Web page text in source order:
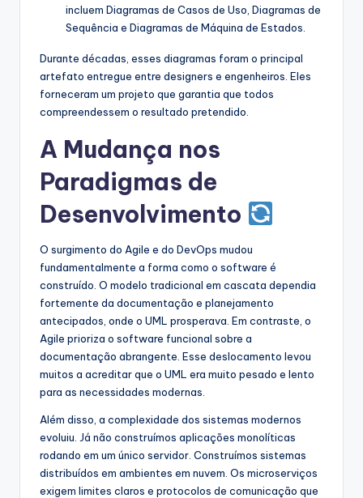
incluem Diagramas de Casos de Uso, Diagramas de
Sequência e Diagramas de Máquina de Estados.
Durante décadas, esses diagramas foram o principal
artefato entregue entre designers e engenheiros. Eles
forneceram um projeto que garantia que todos
compreendessem o resultado pretendido.
A Mudança nos
Paradigmas de
Desenvolvimento
O surgimento do Agile e do DevOps mudou
fundamentalmente a forma como o software é
construído. O modelo tradicional em cascata dependia
fortemente da documentação e planejamento
antecipados, onde o UML prosperava. Em contraste, o
Agile prioriza o software funcional sobre a
documentação abrangente. Esse deslocamento levou
muitos a acreditar que o UML era muito pesado e lento
para as necessidades modernas.
Além disso, a complexidade dos sistemas modernos
evoluiu. Já não construímos aplicações monolíticas
rodando em um único servidor. Construímos sistemas
distribuídos em ambientes em nuvem. Os microserviços
exigem limites claros e protocolos de comunicação que